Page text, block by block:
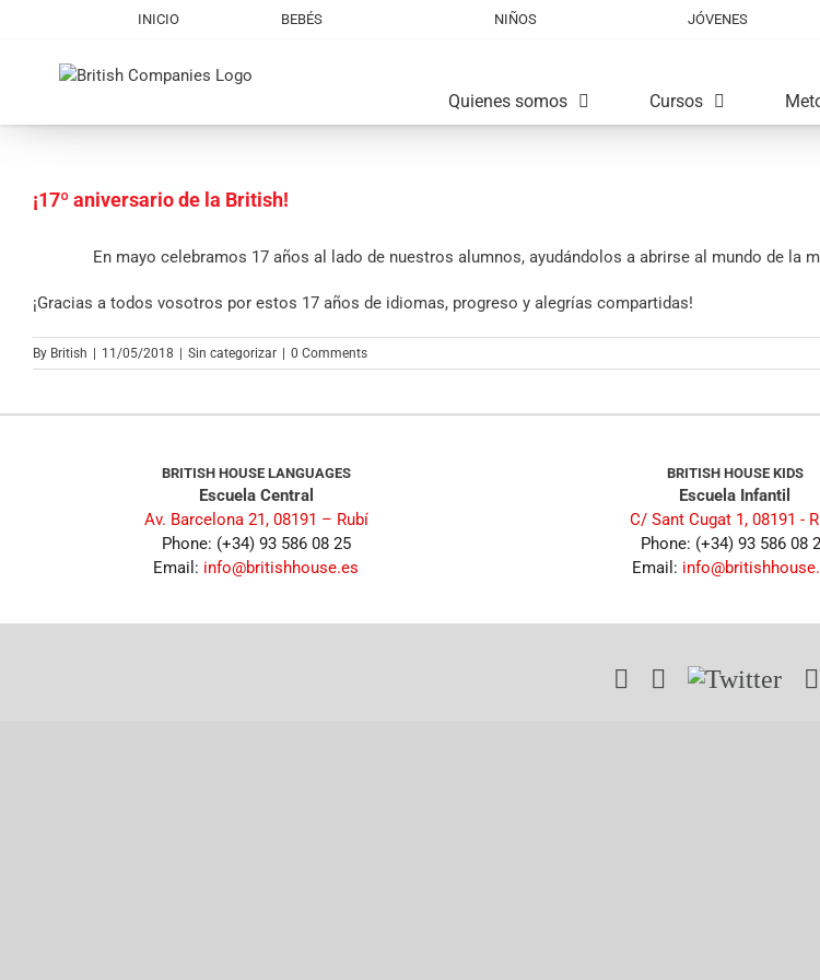
INICIO BEBÉS NIÑOS JÓVENES
Quienes somos
Cursos
¡17º aniversario de la British!
Image
En mayo celebramos 17 años al lado de nuestros alumnos, ayudándolos a abrirse al mundo de la
¡Gracias a todos vosotros por estos 17 años de idiomas, progreso y alegrías compartidas!
By British | 11/05/2018 | Sin categorizar | 0 Comments
BRITISH HOUSE LANGUAGES
Escuela Central
Av. Barcelona 21, 08191 – Rubí
Phone: (+34) 93 586 08 25
Email: info@britishhouse.es
BRITISH HOUSE KIDS
Escuela Infantil
C/ Sant Cugat 1, 08191 -
Phone: (+34) 93 586 08
Email:
Instagram
Facebook
Twitter